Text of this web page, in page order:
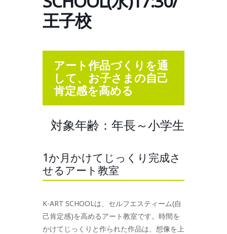
王子校
アート作品づくりを通
して、お子さまの自己
肯定感を高める
対象年齢：年長～小学生
1か月かけてじっくり完成さ
せるアート教室
K-ART SCHOOLは、セルフエスティーム(自
己肯定感)を高めるアート教室です。時間を
かけてじっくりと作られた作品は、想像を上